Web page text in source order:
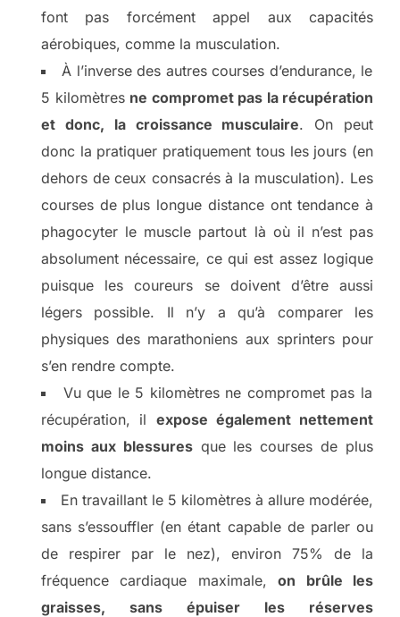
font pas forcément appel aux capacités
aérobiques, comme la musculation.
À l’inverse des autres courses d’endurance, le
5 kilomètres ne compromet pas la récupération
et donc, la croissance musculaire. On peut
donc la pratiquer pratiquement tous les jours (en
dehors de ceux consacrés à la musculation). Les
courses de plus longue distance ont tendance à
phagocyter le muscle partout là où il n’est pas
absolument nécessaire, ce qui est assez logique
puisque les coureurs se doivent d’être aussi
légers possible. Il n’y a qu’à comparer les
physiques des marathoniens aux sprinters pour
s’en rendre compte.
Vu que le 5 kilomètres ne compromet pas la
récupération, il expose également nettement
moins aux blessuresque les courses de plus
longue distance.
En travaillant le 5 kilomètres à allure modérée,
sans s’essouffler (en étant capable de parler ou
de respirer par le nez), environ 75% de la
fréquence cardiaque maximale,on brûle les
graisses, sans épuiser les réserves